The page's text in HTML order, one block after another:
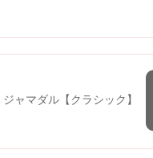
ャマダル【クラシック】